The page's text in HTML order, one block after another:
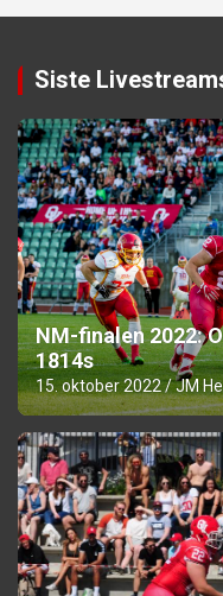
Siste
NM-finalen 2022:
1814s
15. oktober 2022 JM